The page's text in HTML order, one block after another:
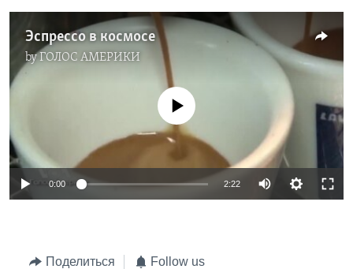
Языки
Эспрессо в космосе
byГОЛОС АМЕРИКИ
No media source currently available
0:00 2:22
Поделиться Follow us